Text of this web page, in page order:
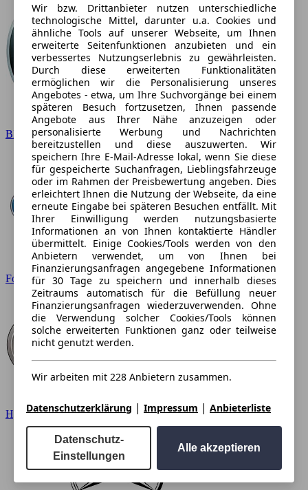
BMW
Ford
Hyundai
Wir bzw. Drittanbieter nutzen unterschiedliche
technologische Mittel, darunter u.a. Cookies und
ähnliche Tools auf unserer Webseite, um Ihnen
erweiterte Seitenfunktionen anzubieten und ein
verbessertes Nutzungserlebnis zu gewährleisten.
Durch diese erweiterten Funktionalitäten
ermöglichen wir die Personalisierung unseres
Angebotes - etwa, um Ihre Suchvorgänge bei einem
späteren Besuch fortzusetzen, Ihnen passende
Angebote aus Ihrer Nähe anzuzeigen oder
personalisierte Werbung und Nachrichten
bereitzustellen und diese auszuwerten. Wir
speichern Ihre E-Mail-Adresse lokal, wenn Sie diese
für gespeicherte Suchanfragen, Lieblingsfahrzeuge
oder im Rahmen der Preisbewertung angeben. Dies
erleichtert Ihnen die Nutzung der Webseite, da eine
erneute Eingabe bei späteren Besuchen entfällt. Mit
Ihrer Einwilligung werden nutzungsbasierte
Informationen an von Ihnen kontaktierte Händler
übermittelt. Einige Cookies/Tools werden von den
Anbietern verwendet, um von Ihnen bei
Finanzierungsanfragen angegebene Informationen
für 30 Tage zu speichern und innerhalb dieses
Zeitraums automatisch für die Befüllung neuer
Finanzierungsanfragen wiederzuverwenden. Ohne
die Verwendung solcher Cookies/Tools können
solche erweiterten Funktionen ganz oder teilweise
nicht genutzt werden.
Wir arbeiten mit 228 Anbietern zusammen.
Datenschutzerklärung | Impressum | Anbieterliste
Datenschutz-
Einstellungen
Alle akzeptieren